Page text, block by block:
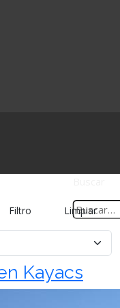
Filtro Limpiar
Kayacs